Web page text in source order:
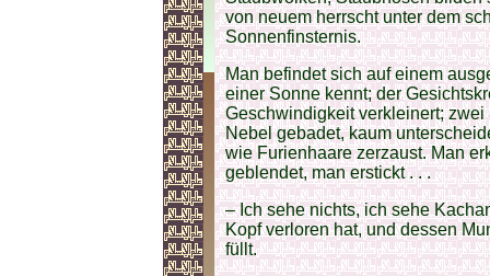
von neuem herrscht unter dem
Sonnenfinsternis.
Man befindet sich auf einem
einer Sonne kennt; der
Geschwindigkeit verkleinert;
Nebel gebadet, kaum
wie Furienhaare zerzaust. Man
geblendet, man erstickt . . .
– Ich sehe nichts, ich sehe
Kopf verloren hat, und dessen
füllt.